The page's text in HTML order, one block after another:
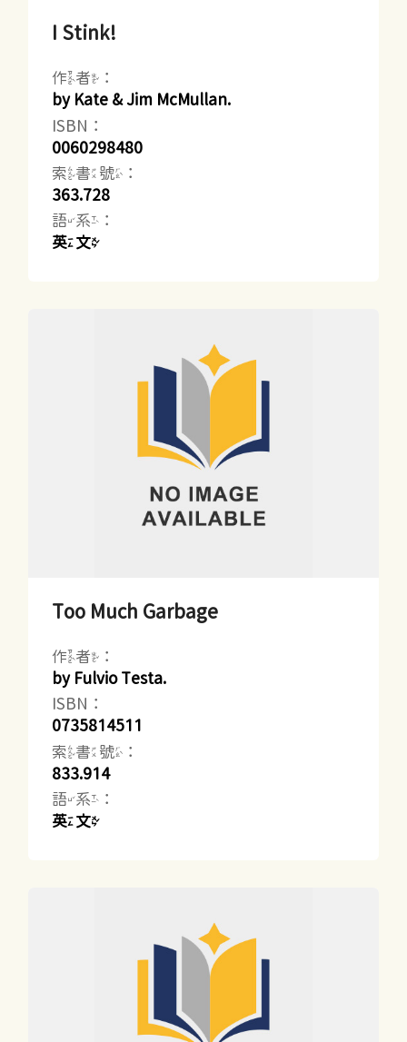
I Stink!
作者：
by Kate & Jim McMullan.
ISBN：
0060298480
索書號：
363.728
語系：
英文
Too Much Garbage
作者：
by Fulvio Testa.
ISBN：
0735814511
索書號：
833.914
語系：
英文